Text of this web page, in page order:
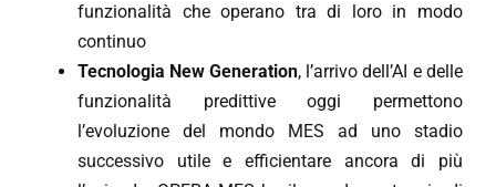
funzionalità che operano tra di loro in modo
continuo
Tecnologia New Generation, l’arrivo dell’AI e delle
funzionalità predittive oggi permettono
l’evoluzione del mondo MES ad uno stadio
successivo utile e efficientare ancora di più